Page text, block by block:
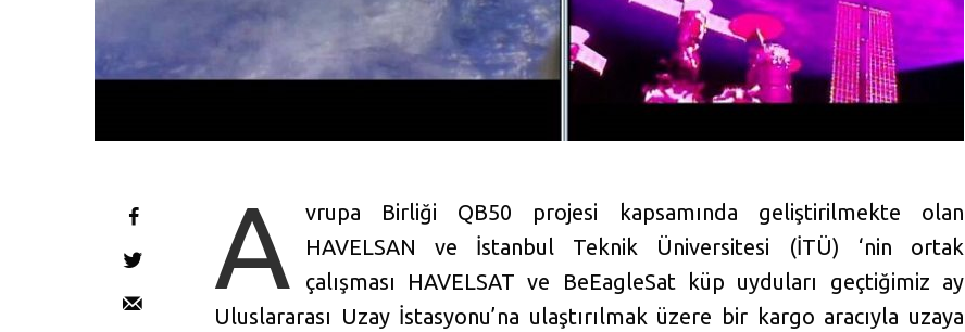
A
vrupa Birliği QB50 projesi kapsamında geliştirilmekte olan
HAVELSAN ve İstanbul Teknik Üniversitesi (İTÜ) ‘nin ortak
çalışması HAVELSAT ve BeEagleSat küp uyduları geçtiğimiz ay
Uluslararası Uzay İstasyonu’na ulaştırılmak üzere bir kargo aracıyla uzaya